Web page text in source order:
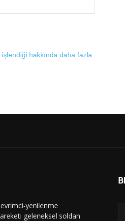
hakkında daha fazla
yenilenme
geleneksel soldan